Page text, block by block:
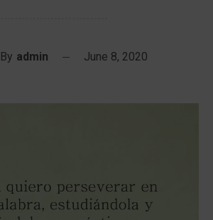
By admin June 8, 2020